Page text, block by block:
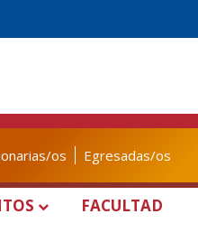
os Egresadas/os
FACULTAD